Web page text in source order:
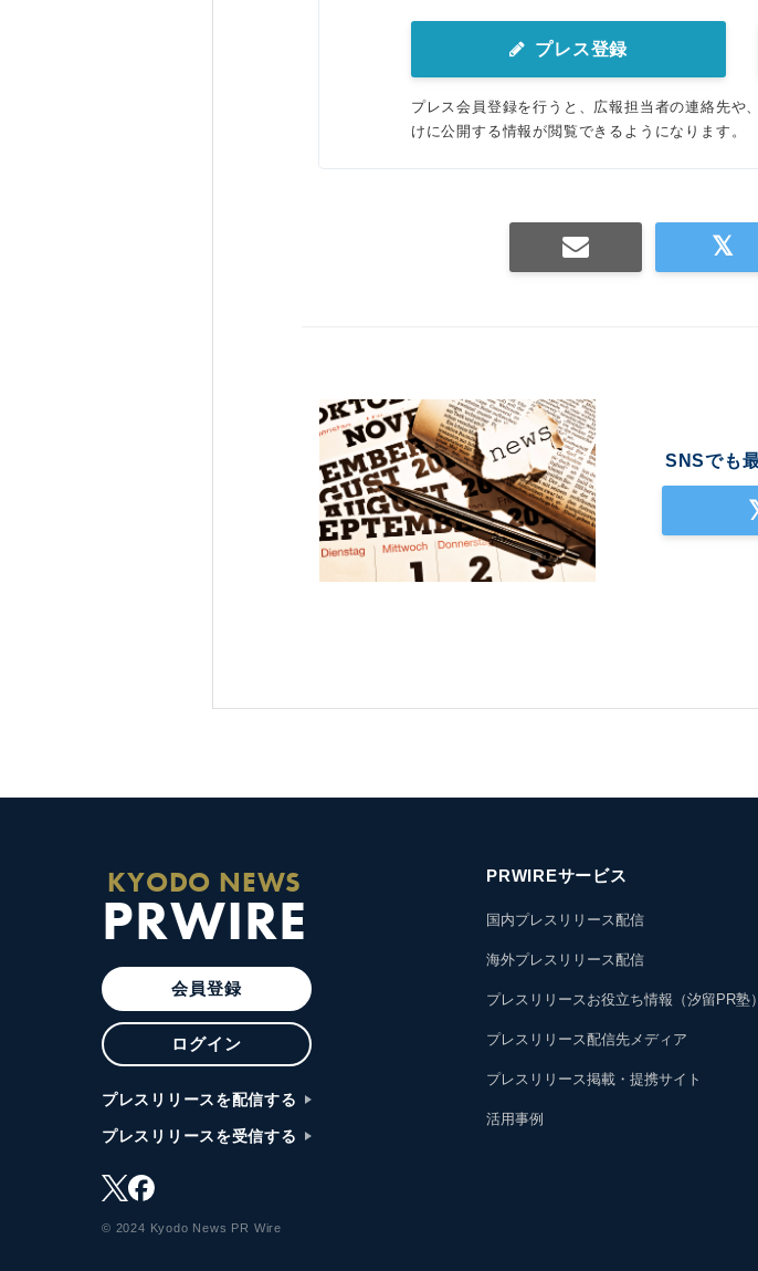
プレス登録
プレス会員登録を行うと、広報担当者の連絡先や
けに公開する情報が閲覧できるようになります。
SNSでも
KYODO NEWS
PRWIRE
会員登録
ログイン
プレスリリースを配信する
プレスリリースを受信する
© 2024 Kyodo News PR Wire
PRWIREサービス
国内プレスリリース配信
海外プレスリリース配信
プレスリリースお役立ち情報（汐留PR塾）
プレスリリース配信先メディア
プレスリリース掲載・提携サイト
活用事例